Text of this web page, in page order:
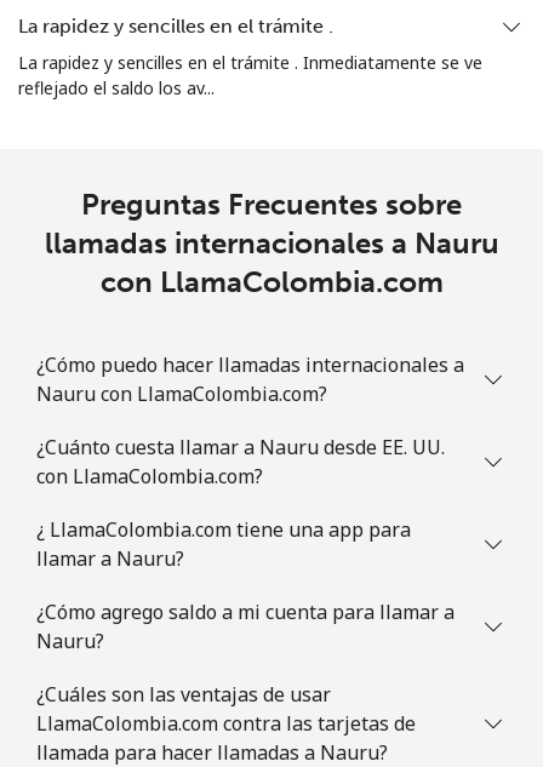
Línea fija ⁦1.5¢⁩ 333 min por ⁦$5⁩ -
La rapidez y sencilles en el trámite .
La rapidez y sencilles en el trámite . Inmediatamente se ve
reflejado el saldo los av...
Preguntas Frecuentes sobre
llamadas internacionales a Nauru
con LlamaColombia.com
¿Cómo puedo hacer llamadas internacionales a
Nauru con LlamaColombia.com?
¿Cuánto cuesta llamar a Nauru desde EE. UU.
con LlamaColombia.com?
¿ LlamaColombia.com tiene una app para
llamar a Nauru?
¿Cómo agrego saldo a mi cuenta para llamar a
Nauru?
¿Cuáles son las ventajas de usar
LlamaColombia.com contra las tarjetas de
llamada para hacer llamadas a Nauru?